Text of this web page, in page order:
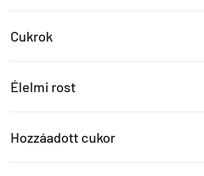
Cukrok
Élelmi rost
Hozzáadott cukor